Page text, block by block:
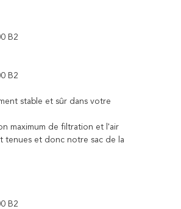
B2
B2
stable et sûr dans votre
maximum de filtration et l'air
tenues et donc notre sac de la
B2